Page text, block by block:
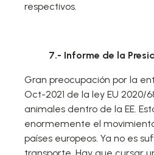
respectivos.
7.- Informe de la
Gran preocupación por la
Oct-2021 de la ley EU 2020/
animales dentro de la EE.
enormemente el
países europeos. Ya no es